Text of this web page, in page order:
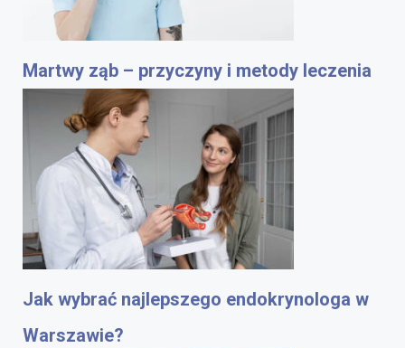
Martwy ząb – przyczyny i metody leczenia
Jak wybrać najlepszego endokrynologa w
Warszawie?